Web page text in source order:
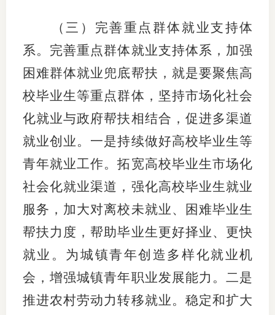
（三）完善重点群体就业支持体
系。完善重点群体就业支持体系，加强
困难群体就业兜底帮扶，就是要聚焦高
校毕业生等重点群体，坚持市场化社会
化就业与政府帮扶相结合，促进多渠道
就业创业。一是持续做好高校毕业生等
青年就业工作。拓宽高校毕业生市场化
社会化就业渠道，强化高校毕业生就业
服务，加大对离校未就业、困难毕业生
帮扶力度，帮助毕业生更好择业、更快
就业。为城镇青年创造多样化就业机
会，增强城镇青年职业发展能力。二是
推进农村劳动力转移就业。稳定和扩大